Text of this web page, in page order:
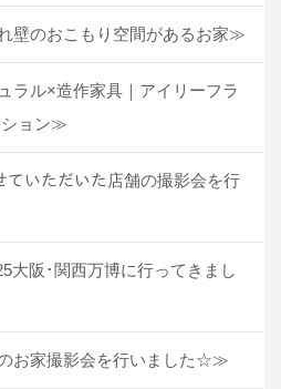
壁のおこもり空間があるお家≫
ラル×造作家具｜アイリーフラ
ション≫
いただいた店舗の撮影会を行
大阪･関西万博に行ってきまし
お家撮影会を行いました☆≫